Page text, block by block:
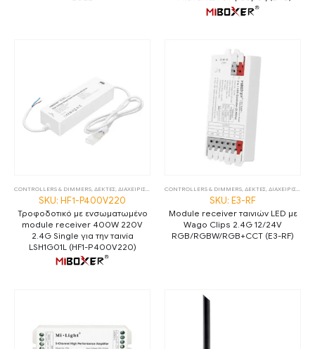
CONTROLLERS & DIMMERS ΔΕΚΤΕΣ ΔΙΑΧΕΙΡΙΣΗ ΦΩΤΙΣΜΟΥ ,ΤΡΟΦΟΔΟΤΙΚΑ,ΤΡΟΦΟΔΟΤΙΚΑ 24V
SKU: HF1-P400V220
Τροφοδοτικό με ενσωματωμένο
module receiver 400W 220V
2.4G Single για την ταινία
LSH1G01L (HF1-P400V220)
CONTROLLERS & DIMMERS ΔΕΚΤΕΣ ΔΙΑΧΕΙΡΙΣΗ ΦΩΤΙΣΜΟΥ
SKU: E3-RF
Module receiver ταινιών LED με
Wago Clips 2.4G 12/24V
RGB/RGBW/RGB+CCT (E3-RF)